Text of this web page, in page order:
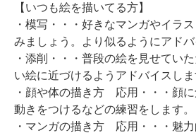
【いつも絵を描いてる方】
・模写・・・好きなマンガやイラ
みましょう。より似るようにアドバ
・添削・・・普段の絵を見せてい
い絵に近づけるようアドバイスしま
・顔や体の描き方 応用・・・顔
動きをつけるなどの練習をします。
・マンガの描き方 応用・・・魅